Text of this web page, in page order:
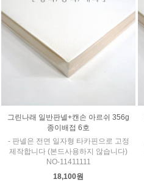
그린나래 일반판넬+캔손 아르쉬 356g
종이배접 6호
- 판넬은 전면 일자형 타카핀으로 고정
제작합니다 (본드사용하지 않습니다)
NO-11411111
18,100원